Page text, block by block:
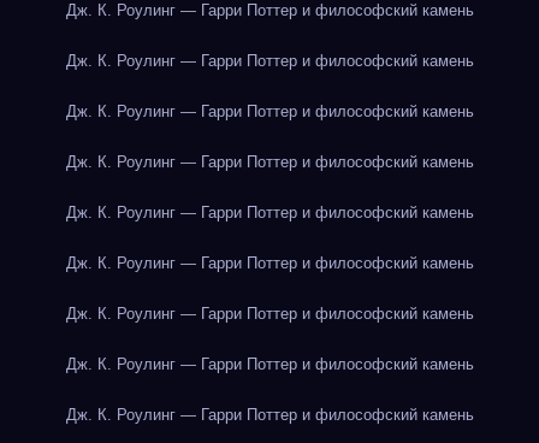
Дж. К. Роулинг — Гарри Поттер и философский камень
Дж. К. Роулинг — Гарри Поттер и философский камень
Дж. К. Роулинг — Гарри Поттер и философский камень
Дж. К. Роулинг — Гарри Поттер и философский камень
Дж. К. Роулинг — Гарри Поттер и философский камень
Дж. К. Роулинг — Гарри Поттер и философский камень
Дж. К. Роулинг — Гарри Поттер и философский камень
Дж. К. Роулинг — Гарри Поттер и философский камень
Дж. К. Роулинг — Гарри Поттер и философский камень